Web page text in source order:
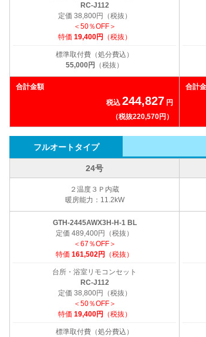
RC-J112
定価 38,800円（税抜）
＜50％OFF＞
特価 19,400円 （税抜）
標準取付費（処分費込）
55,000円
（税抜）
合計金額
税込 244,827 円
（税抜220,570円）
合計
フルオートタイプ
24号
２温度３Ｐ内蔵
暖房能力：11.2kW
GTH-2445AWX3H-H-1 BL
定価 489,400円（税抜）
＜67％OFF＞
特価 161,502円 （税抜）
台所・浴室リモコンセット
RC-J112
定価 38,800円（税抜）
＜50％OFF＞
特価 19,400円 （税抜）
標準取付費（処分費込）